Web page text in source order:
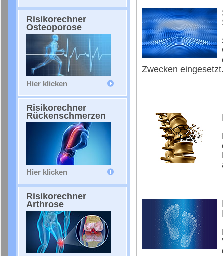
Risikorechner
Osteoporose
Hier klicken
Risikorechner
Rückenschmerzen
Hier klicken
Risikorechner
Arthrose
Zwecken eingesetzt.